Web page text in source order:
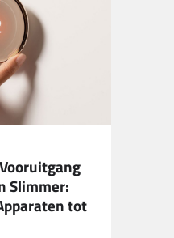
Slimmer:
tot